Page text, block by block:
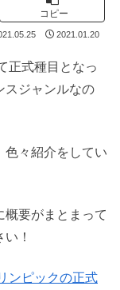
コピー
2021.01.20
正式種目となっ
スジャンルなの
色々紹介をしてい
要がまとまって
！
ンピックの正式